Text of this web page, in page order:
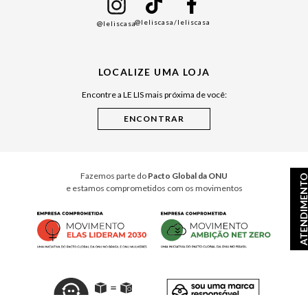
Cuidados Casa
@leliscasa@leliscasa/leliscasa
LOCALIZE UMA LOJA
Encontre a LE LIS mais próxima de você:
Fazemos parte do Pacto Global da ONU
e estamos comprometidos com os movimentos